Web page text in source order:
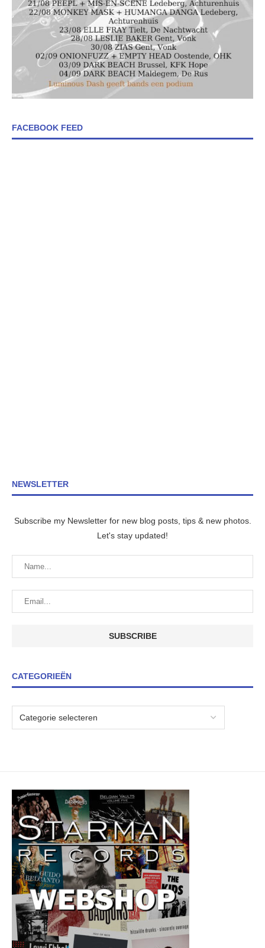
FACEBOOK FEED
NEWSLETTER
Subscribe my Newsletter for new blog posts, tips & new photos.
Let's stay updated!
CATEGORIEËN